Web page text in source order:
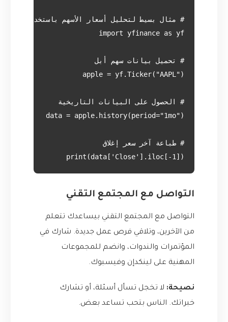
print(data['Close'].iloc[-1])
التواصل مع المجتمع التقني
التواصل مع المجتمع التقني بيساعدك تتعلم
من الآخرين، وتلاقي فرص عمل جديدة. شارك في
المؤتمرات والندوات، وانضم للمجموعات
المهنية على لينكدإن وفيسبوك.
نصيحة: لا تخجل تسأل أسئلة، أو تشارك
خبراتك. الناس بتحب تساعد بعض.